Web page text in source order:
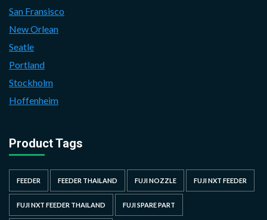
San Fransisco
New Orlean
Seatle
Portland
Stockholm
Hoffenheim
Product Tags
FEEDER FEEDER THAILAND FUJI NOZZLE FUJI NXT FEEDER
FUJI NXT FEEDER THAILAND FUJI SPARE PART